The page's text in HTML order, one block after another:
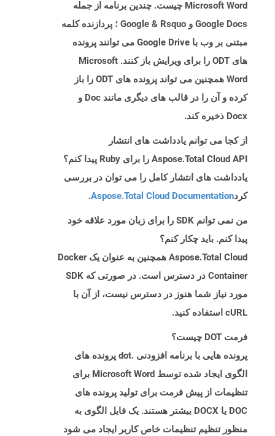
Microsoft Word چیست. چندین برنامه از جمله
Google Docs و Google & Rsquo ؛ پردازنده کلمه
مبتنی بر وب با Google Drive می توانند پرونده
های ODT را برای ویرایش باز کنند. Microsoft
Word همچنین می تواند پرونده های ODT را باز
کرده و آن را در قالب های دیگری مانند Doc و
Docx ذخیره کند.
از کجا می توانم یادداشت های انتشار
Aspose.Total Cloud API را برای Ruby پیدا کنم؟
یادداشت های انتشار کامل را می توان در بررسی
کردAspose.Total Cloud Documentation
.
من نمی توانم SDK را برای زبان مورد علاقه خود
پیدا کنم. باید چکار کنم؟
Aspose.Total Cloud همچنین به عنوان یک Docker
Container در دسترس است. در صورتی که SDK
مورد نیاز شما هنوز در دسترس نیست، از آن با
cURL استفاده کنید.
فرمت DOT چیست؟
پرونده هایی با برنامه افزودنی .dot پرونده های
الگوی ایجاد شده توسط Microsoft Word برای
تنظیمات از پیش فرمت برای تولید پرونده های
DOC یا DOCX بیشتر هستند. یک فایل الگوی به
منظور تنظیم تنظیمات خاص کاربر ایجاد می شود